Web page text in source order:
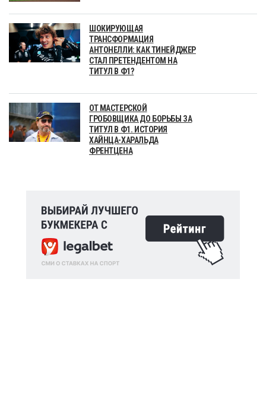
ШОКИРУЮЩАЯ
ТРАНСФОРМАЦИЯ
АНТОНЕЛЛИ: КАК ТИНЕЙДЖЕР
СТАЛ ПРЕТЕНДЕНТОМ НА
ТИТУЛ В Ф1?
ОТ МАСТЕРСКОЙ
ГРОБОВЩИКА ДО БОРЬБЫ ЗА
ТИТУЛ В Ф1. ИСТОРИЯ
ХАЙНЦА-ХАРАЛЬДА
ФРЕНТЦЕНА